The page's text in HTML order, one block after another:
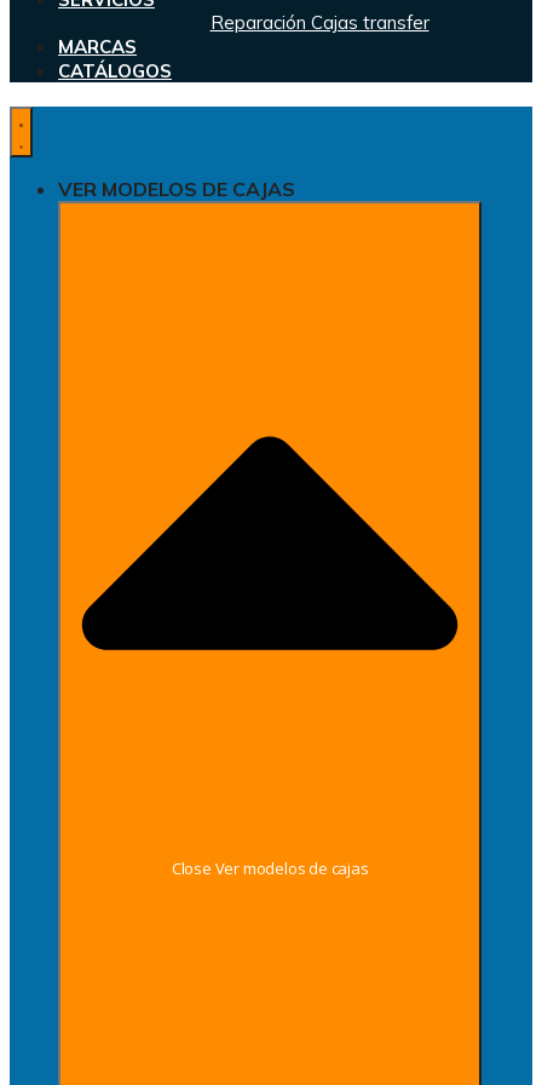
Reparación Cajas transfer
MARCAS
CATÁLOGOS
VER MODELOS DE CAJAS
Close Ver modelos de cajas